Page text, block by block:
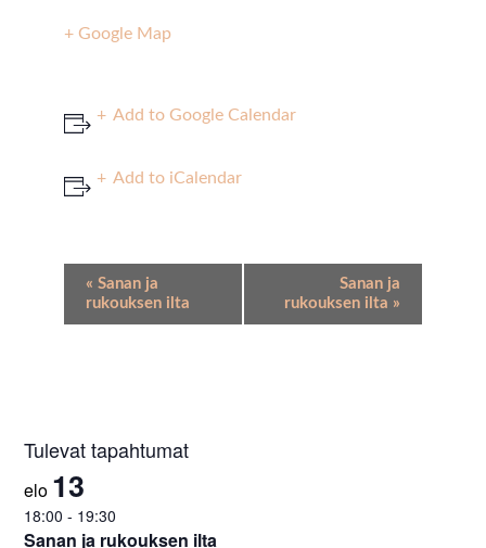
+ Google Map
Add to Google Calendar
Add to iCalendar
Event
Navigation
« Sanan ja
rukouksen ilta
Sanan ja
rukouksen ilta »
Tulevat tapahtumat
elo 13
18:00 - 19:30
Sanan ja rukouksen ilta